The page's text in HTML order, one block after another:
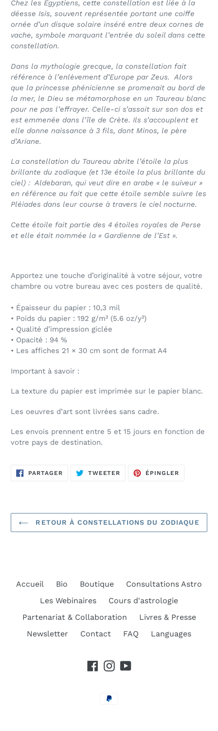
Chez les Égyptiens, cette constellation est liée à la
déesse Isis, souvent représentée portant une coiffe
ornée d’un disque solaire inséré entre deux cornes de
vache, symbole marquant l’entrée du soleil dans cette
constellation.
Dans la mythologie grecque, la constellation fait
référence à l’enlèvement d’Europe par Zeus.
Alors
que la princesse phénicienne se promenait au bord de
la mer, le Dieu se métamorphose en un Taureau blanc
pour ne pas l’effrayer. Celle-ci s’assoit sur son dos et
est emmenée dans l’île de Crète. Ils s’accouplent et
elle donne naissance à 3 fils, dont Minos, le père
d’Ariane.
La constellation du Taureau abrite l’étoile la plus
brillante du zodiaque (et 13e étoile la plus brillante du
ciel) : Aldebaran, qui veut dire en arabe « le suiveur »
en référence au fait que cette étoile semble suivre les
Pléiades dans leur course à travers le ciel nocturne.
Cette étoile fait partie des 4 étoiles royales de Perse
et elle était nommée la « Gardienne de l’Est ».
Apportez une touche d’originalité à votre séjour, votre
chambre ou votre bureau avec ces posters de qualité.
• Épaisseur du papier : 10,3 mil
• Poids du papier : 192 g/m² (5.6 oz/y²)
• Qualité d’impression giclée
• Opacité : 94 %
• Les affiches 21 × 30 cm sont de format A4
Important à savoir :
La texture du papier est imprimée sur le papier blanc.
Les oeuvres d’art sont livrées sans cadre.
Les envois prennent entre 5 et 15 jours en fonction de
votre pays de destination.
PARTAGERPARTAGERTWEETER TWEETERÉPINGLER
RETOUR À CONSTELLATIONS DU ZODIAQUE
Accueil Bio Boutique
Consultations Astro
Les Webinaires
Cours d'astrologie
Partenariat & Collaboration
Livres & Presse
Newsletter
Contact FAQ Languages
Facebook
Instagram
YouTube
paiement